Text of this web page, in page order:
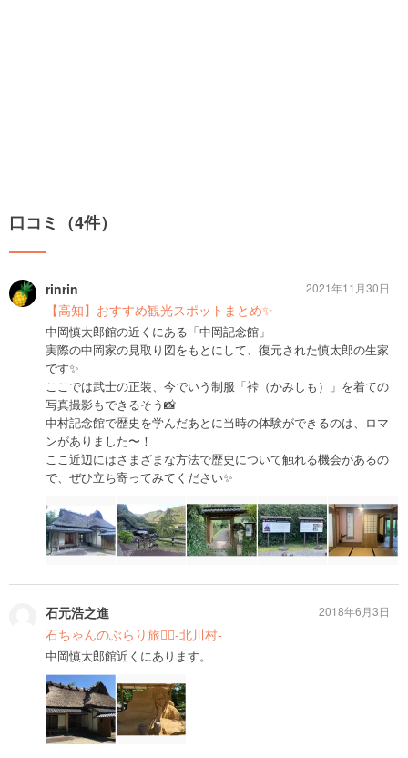
口コミ（4件）
rinrin
【高知】おすすめ観光スポットまとめ✨
中岡慎太郎館の近くにある「中岡記念館」
実際の中岡家の見取り図をもとにして、復元された慎太郎の生家
です✨
ここでは武士の正装、今でいう制服「裃（かみしも）」を着ての
写真撮影もできるそう📸
中村記念館で歴史を学んだあとに当時の体験ができるのは、ロマ
ンがありました〜！
ここ近辺にはさまざまな方法で歴史について触れる機会があるの
で、ぜひ立ち寄ってみてください✨
2021年11月30日
石元浩之進
石ちゃんのぶらり旅💁‍♂️-北川村-
中岡慎太郎館近くにあります。
2018年6月3日